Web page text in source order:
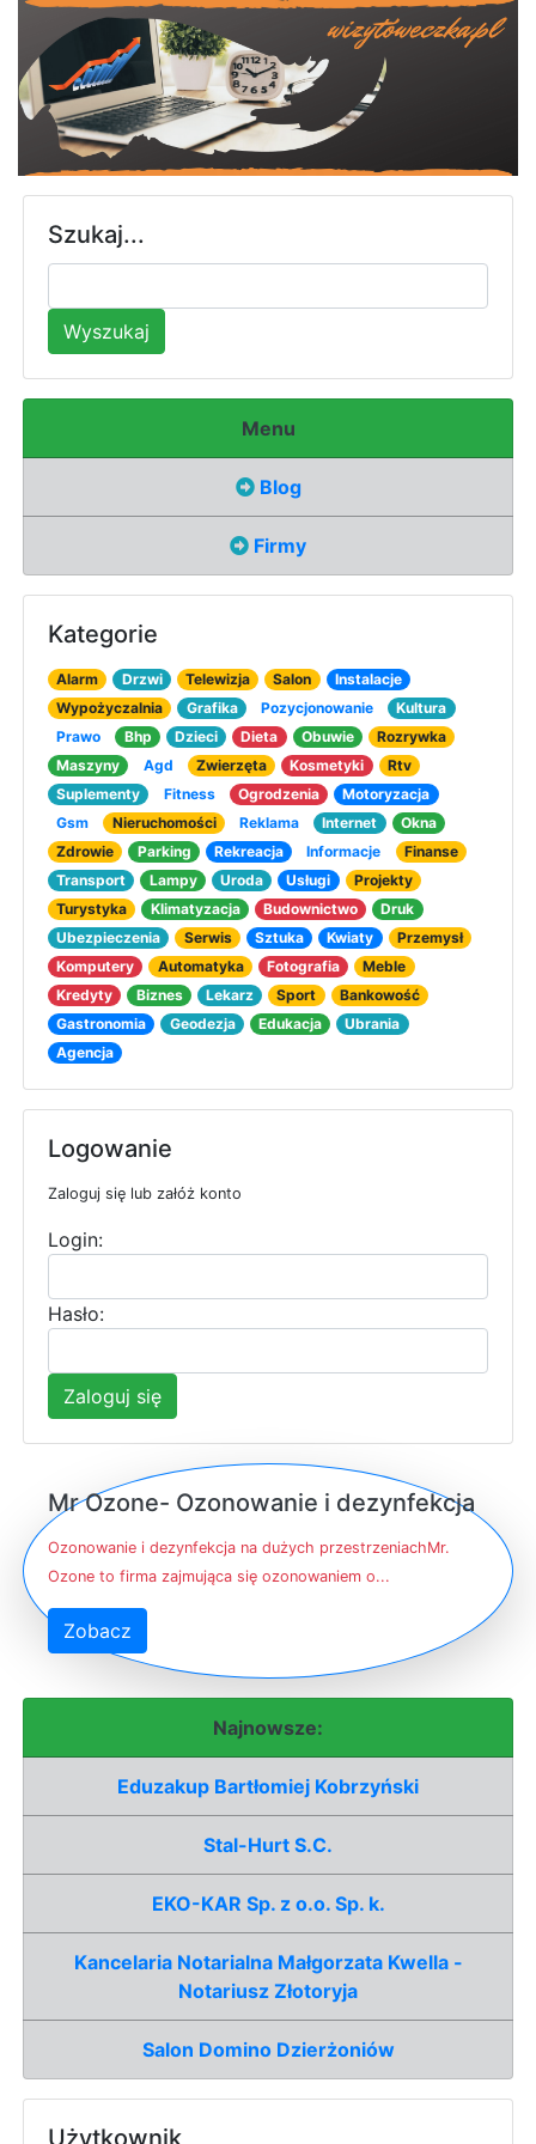
Szukaj...
Wyszukaj
Menu
Blog
Firmy
Kategorie
Alarm Drzwi Telewizja Salon
Instalacje
Wypożyczalnia
Grafika Pozycjonowanie
Kultura
Prawo
Bhp Dzieci Dieta Obuwie
Rozrywka
Maszyny
Agd Zwierzęta Kosmetyki
Rtv
Suplementy
Fitness Ogrodzenia
Motoryzacja
Gsm
Nieruchomości Reklama Internet
Okna
Zdrowie
Parking Rekreacja Informacje
Finanse
Transport
Lampy Uroda Usługi
Projekty
Turystyka
Klimatyzacja Budownictwo
Druk
Ubezpieczenia
Serwis Sztuka Kwiaty
Przemysł
Komputery
Automatyka Fotografia
Meble
Kredyty
Biznes Lekarz Sport
Bankowość
Gastronomia
Geodezja Edukacja
Ubrania
Agencja
Logowanie
Zaloguj się lub załóż konto
Login:
Hasło:
Zaloguj się
Mr Ozone- Ozonowanie i dezynfekcja
Ozonowanie i dezynfekcja na dużych przestrzeniachMr.
Ozone to firma zajmująca się ozonowaniem o...
Zobacz
Najnowsze:
Eduzakup Bartłomiej Kobrzyński
Stal-Hurt S.C.
EKO-KAR Sp. z o.o. Sp. k.
Kancelaria Notarialna Małgorzata Kwella -
Notariusz Złotoryja
Salon Domino Dzierżoniów
Użytkownik